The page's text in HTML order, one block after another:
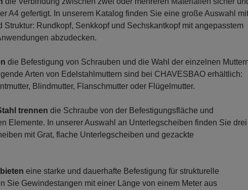
A4 gefertigt. In unserem Katalog finden Sie eine große Auswahl mit
Rundkopf, Senkkopf und Sechskantkopf mit angepasstem
abzudecken.
die Befestigung von Schrauben und die Wahl der einzelnen
Arten von Edelstahlmuttern sind bei CHAVESBAO erhältlich:
Blindmutter, Flanschmutter oder Flügelmutter.
trennen die Schraube von der Befestigungsfläche und
Elemente. In unserer Auswahl an Unterlegscheiben finden Sie drei
mit Grat, flache Unterlegscheiben und gezackte
eine starke und dauerhafte Befestigung für strukturelle
Sie Gewindestangen mit einer Länge von einem Meter aus